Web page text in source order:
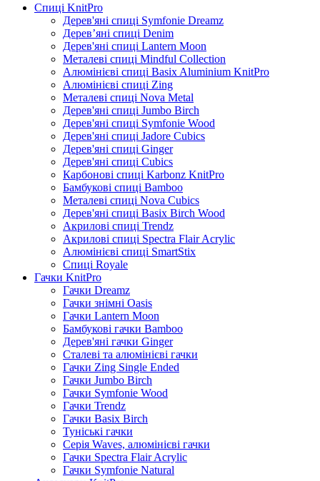
Спиці KnitPro
Дерев'яні спиці Symfonie Dreamz
Дерев’яні спиці Denim
Дерев'яні спиці Lantern Moon
Металеві спиці Mindful Collection
Алюмінієві спиці Basix Aluminium KnitPro
Алюмінієві спиці Zing
Металеві спиці Nova Metal
Дерев'яні спиці Jumbo Birch
Дерев'яні спиці Symfonie Wood
Дерев'яні спиці Jadore Cubics
Дерев'яні спиці Ginger
Дерев'яні спиці Cubics
Карбонові спиці Karbonz KnitPro
Бамбукові спиці Bamboo
Металеві спиці Nova Cubics
Дерев'яні спиці Basix Birch Wood
Акрилові спиці Trendz
Акрилові спиці Spectra Flair Acrylic
Алюмінієві спиці SmartStix
Спиці Royale
Гачки KnitPro
Гачки Dreamz
Гачки знімні Oasis
Гачки Lantern Moon
Бамбукові гачки Bamboo
Дерев'яні гачки Ginger
Сталеві та алюмінієві гачки
Гачки Zing Single Ended
Гачки Jumbo Birch
Гачки Symfonie Wood
Гачки Trendz
Гачки Basix Birch
Туніські гачки
Серія Waves, алюмінієві гачки
Гачки Spectra Flair Acrylic
Гачки Symfonie Natural